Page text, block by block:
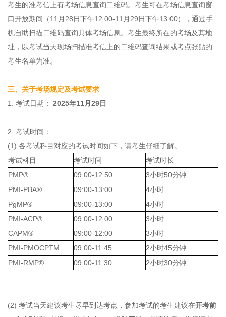
考生的准考信上有考场信息查询二维码。考生可在考场信息查询窗
口开放期间（11月28日下午12:00-11月29日下午13:00），通过手
机自助扫描二维码查询具体考场信息。考生最终所在的考场及其地
址，以考试当天现场扫描准考信上的二维码查询结果或考点张贴的
考生名单为准。
三、关于考场规定及考试要求
1. 考试日期： 2025年11月29日
2. 考试时间：
(1) 各考试科目对应的考试时间如下，请考生仔细了解。
考试科目
考试时间
考试时长
PMP®
09:00-12:50
3小时50分钟
PMI-PBA®
09:00-13:00
4小时
PgMP®
09:00-13:00
4小时
PMI-ACP®
09:00-12:00
3小时
CAPM®
09:00-12:00
3小时
PMI-PMOCPTM 09:00-11:45
2小时45分钟
PMI-RMP®
09:00-11:30 2小时30分钟
(2) 考试当天建议考生尽早到达考点，参加考试的考生建议在开考前